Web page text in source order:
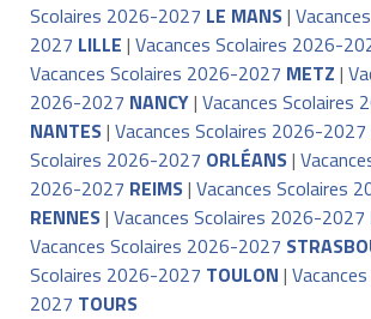
Scolaires 2026-2027 LE MANS|
2027 LILLE | Vacances Scolaires 2026-
Vacances Scolaires 2026-2027 METZ |
2026-2027 NANCY| Vacances Scolaires
NANTES| Vacances Scolaires 2026-2027
Scolaires 2026-2027 ORLÉANS|
2026-2027 REIMS| Vacances Scolaires
RENNES| Vacances Scolaires 2026-2027
Vacances Scolaires 2026-2027
Scolaires 2026-2027 TOULON |
2027 TOURS